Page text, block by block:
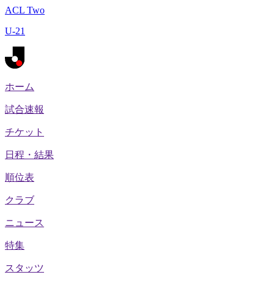
ACL Two
U-21
ホーム
試合速報
チケット
日程・結果
順位表
クラブ
ニュース
特集
スタッツ